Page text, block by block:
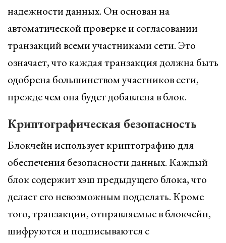
надежности данных. Он основан на
автоматической проверке и согласовании
транзакций всеми участниками сети. Это
означает, что каждая транзакция должна быть
одобрена большинством участников сети,
прежде чем она будет добавлена в блок.
Криптографическая безопасность
Блокчейн использует криптографию для
обеспечения безопасности данных. Каждый
блок содержит хэш предыдущего блока, что
делает его невозможным подделать. Кроме
того, транзакции, отправляемые в блокчейн,
шифруются и подписываются с